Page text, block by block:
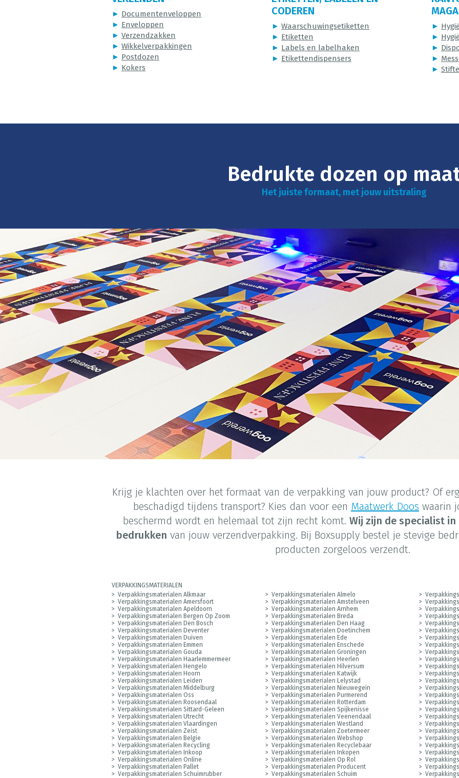
► Documentenveloppen
► Enveloppen
► Verzendzakken
► Wikkelverpakkingen
► Postdozen
► Kokers
CODEREN
► Waarschuwingsetiketten
► Etiketten
► Labels en labelhaken
► Etikettendispensers
►
►
►
►
►
Bedrukte dozen op
Het juiste formaat, met jouw uitstraling
Krijg je klachten over het formaat van de verpakking van jouw product? Of
beschadigd tijdens transport? Kies dan voor een Maatwerk Doos waarin
beschermd wordt en helemaal tot zijn recht komt. Wij zijn de specialist
bedrukken van jouw verzendverpakking. Bij Boxsupply bestel je stevige
producten zorgeloos verzendt.
VERPAKKINGSMATERIALEN
Verpakkingsmaterialen Alkmaar
Verpakkingsmaterialen Almelo
Verpakkingsmaterialen Amersfoort
Verpakkingsmaterialen Amstelveen
Verpakkingsmaterialen Apeldoorn
Verpakkingsmaterialen Arnhem
Verpakkingsmaterialen Bergen Op Zoom
Verpakkingsmaterialen Breda
Verpakkingsmaterialen Den Bosch
Verpakkingsmaterialen Den Haag
Verpakkingsmaterialen Deventer
Verpakkingsmaterialen Doetinchem
Verpakkingsmaterialen Duiven
Verpakkingsmaterialen Ede
Verpakkingsmaterialen Emmen
Verpakkingsmaterialen Enschede
Verpakkingsmaterialen Gouda
Verpakkingsmaterialen Groningen
Verpakkingsmaterialen Haarlemmermeer
Verpakkingsmaterialen Heerlen
Verpakkingsmaterialen Hengelo
Verpakkingsmaterialen Hilversum
Verpakkingsmaterialen Hoorn
Verpakkingsmaterialen Katwijk
Verpakkingsmaterialen Leiden
Verpakkingsmaterialen Lelystad
Verpakkingsmaterialen Middelburg
Verpakkingsmaterialen Nieuwegein
Verpakkingsmaterialen Oss
Verpakkingsmaterialen Purmerend
Verpakkingsmaterialen Roosendaal
Verpakkingsmaterialen Rotterdam
Verpakkingsmaterialen Sittard-Geleen
Verpakkingsmaterialen Spijkenisse
Verpakkingsmaterialen Utrecht
Verpakkingsmaterialen Veenendaal
Verpakkingsmaterialen Vlaardingen
Verpakkingsmaterialen Westland
Verpakkingsmaterialen Zeist
Verpakkingsmaterialen Zoetermeer
Verpakkingsmaterialen Belgie
Verpakkingsmaterialen Webshop
Verpakkingsmaterialen Recycling
Verpakkingsmaterialen Recyclebaar
Verpakkingsmaterialen Inkoop
Verpakkingsmaterialen Inkopen
Verpakkingsmaterialen Online
Verpakkingsmaterialen Op Rol
Verpakkingsmaterialen Pallet
Verpakkingsmaterialen Producent
Verpakkingsmaterialen Schuimrubber
Verpakkingsmaterialen Schuim